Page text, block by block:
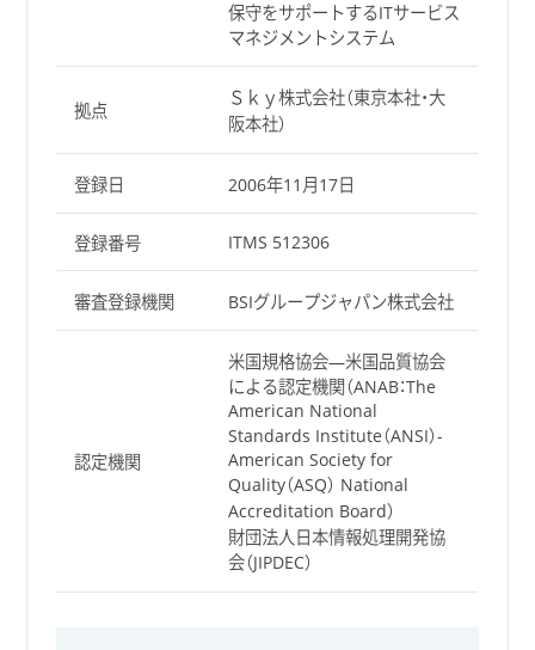
保守をサポートするITサービス
マネジメントシステム
拠点
Ｓｋｙ株式会社（東京本社・大
阪本社）
登録日 2006年11月17日
登録番号 ITMS 512306
審査登録機関 BSIグループジャパン株式会社
認定機関
米国規格協会―米国品質協会
による認定機関（ANAB：The
American National
Standards Institute（ANSI）-
American Society for
Quality（ASQ） National
Accreditation Board）
財団法人日本情報処理開発協
会（JIPDEC）